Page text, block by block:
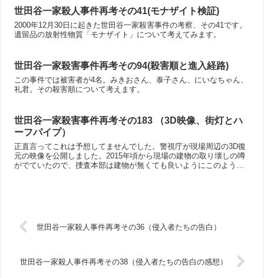
世田谷一家殺人事件再考その41(モナザイト検証)
2000年12月30日に起きた世田谷一家殺害事件の考察、その41です。
遺留品の放射性物質「モナザイト」について考えてみます。
世田谷一家殺害事件再考その94(殺害順と進入経路)
この事件では被害者が4名。みきおさん、泰子さん、にいなちゃん、
礼君。その殺害順について考えます。
世田谷一家殺害事件再考その183 （3D映像、街灯とハ
ーフパイプ）
正直言ってこれは予想してませんでした。警視庁が現場周辺の3D復
元の映像を公開しました。2015年頃から現場の建物の取り壊しの噂
がでていたので、捜査本部は建物が無くても良いようにこのような
世田谷一家殺人事件再考その36（侵入者たちの告白）
世田谷一家殺人事件再考その38（侵入者たちの告白の感想）